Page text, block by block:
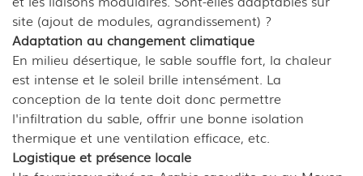
site (ajout de modules, agrandissement) ?
Adaptation au changement climatique
En milieu désertique, le sable souffle fort, la chaleur
est intense et le soleil brille intensément. La
conception de la tente doit donc permettre
l'infiltration du sable, offrir une bonne isolation
thermique et une ventilation efficace, etc.
Logistique et présence locale